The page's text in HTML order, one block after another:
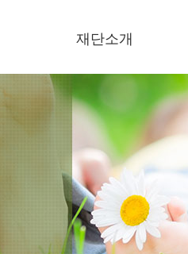
재단소개
미션/비젼
오시는 길